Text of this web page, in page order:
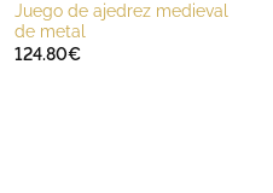
Juego de ajedrez medieval
de metal
124.80€